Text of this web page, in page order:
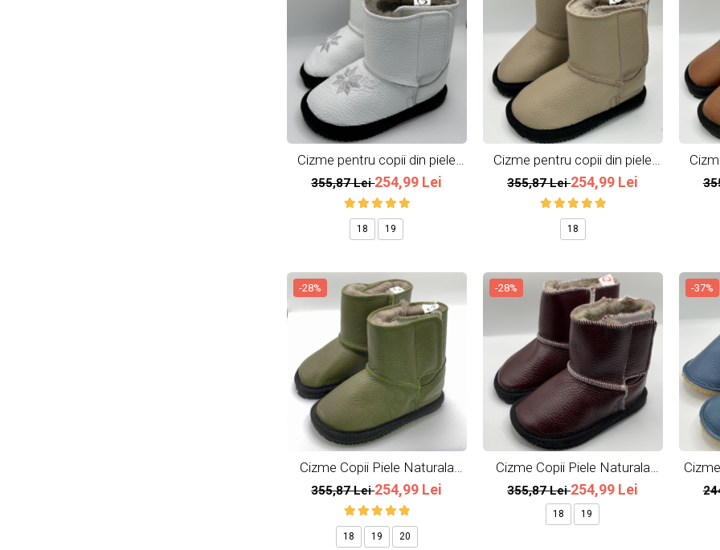
Cizme pentru copii din piele
naturala Snow
355,87 Lei254,99 Lei
18 19
Cizme pentru copii din piele
naturala All Beige
355,87 Lei254,99 Lei
18
-28%
Cizme Copii Piele Naturala
Army
355,87 Lei254,99 Lei
18 19 20
-28%
Cizme Copii Piele Naturala
Burgundy
355,87 Lei254,99 Lei
18 19
-37%